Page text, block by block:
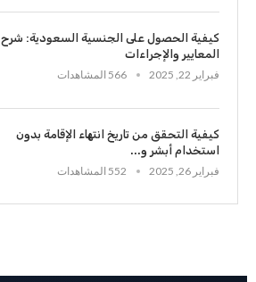
كيفية الحصول على الجنسية السعودية: شرح
المعايير والإجراءات
فبراير 22, 2025
566 المشاهدات
كيفية التحقق من تاريخ انتهاء الإقامة بدون
استخدام أبشر و...
فبراير 26, 2025
552 المشاهدات